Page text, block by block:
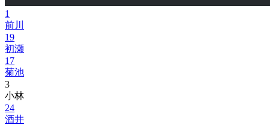
1
前川
19
初瀬
17
菊池
3
小林
24
酒井